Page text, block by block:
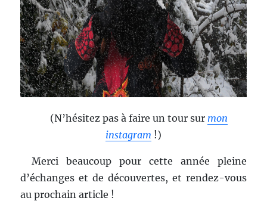
(N’hésitez pas à faire un tour sur mon
instagram !)
Merci beaucoup pour cette année pleine
d’échanges et de découvertes, et rendez-vous
au prochain article !